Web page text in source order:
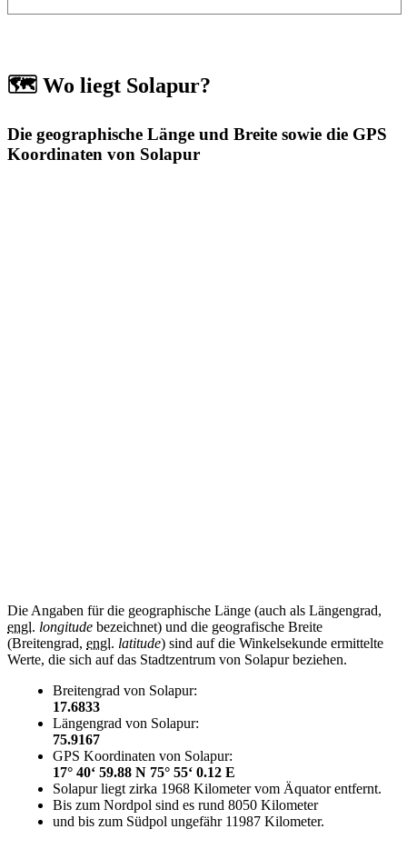
🗺️ Wo liegt Solapur?
Die geographische Länge und Breite sowie die GPS
Koordinaten von Solapur
Die Angaben für die geographische Länge (auch als Längengrad,
engl. longitude bezeichnet) und die geografische Breite
(Breitengrad, engl. latitude) sind auf die Winkelsekunde ermittelte
Werte, die sich auf das Stadtzentrum von Solapur beziehen.
Breitengrad von Solapur:
17.6833
Längengrad von Solapur:
75.9167
GPS Koordinaten von Solapur:
17° 40‘ 59.88 N 75° 55‘ 0.12 E
Solapur liegt zirka 1968 Kilometer vom Äquator entfernt.
Bis zum Nordpol sind es rund 8050 Kilometer
und bis zum Südpol ungefähr 11987 Kilometer.